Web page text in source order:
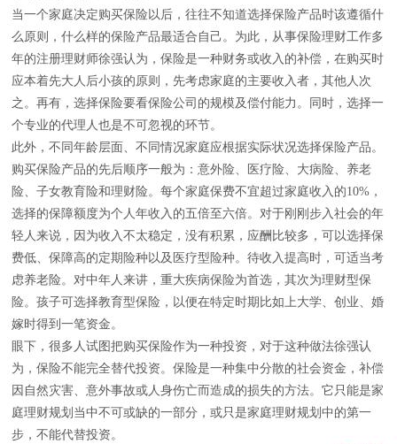
当一个家庭决定购买保险以后，往往不知道选择保险产品时该遵循什
么原则，什么样的保险产品最适合自己。为此，从事保险理财工作多
年的注册理财师徐强认为，保险是一种财务或收入的补偿，在购买时
应本着先大人后小孩的原则，先考虑家庭的主要收入者，其他人次
之。再有，选择保险要看保险公司的规模及偿付能力。同时，选择一
个专业的代理人也是不可忽视的环节。
此外，不同年龄层面、不同情况家庭应根据实际状况选择保险产品。
购买保险产品的先后顺序一般为：意外险、医疗险、大病险、养老
险、子女教育险和理财险。每个家庭保费不宜超过家庭收入的10%，
选择的保障额度为个人年收入的五倍至六倍。对于刚刚步入社会的年
轻人来说，因为收入不太稳定，没有积累，应酬比较多，可以选择保
费低、保障高的定期险种以及医疗型险种。待收入提高时，可适当考
虑养老险。对中年人来讲，重大疾病保险为首选，其次为理财型保
险。孩子可选择教育型保险，以便在特定时期比如上大学、创业、婚
嫁时得到一笔资金。
眼下，很多人试图把购买保险作为一种投资，对于这种做法徐强认
为，保险不能完全替代投资。保险是一种集中分散的社会资金，补偿
因自然灾害、意外事故或人身伤亡而造成的损失的方法。它只能是家
庭理财规划当中不可或缺的一部分，或只是家庭理财规划中的第一
步，不能代替投资。